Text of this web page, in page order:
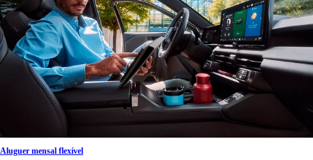
Aluguer mensal flexível